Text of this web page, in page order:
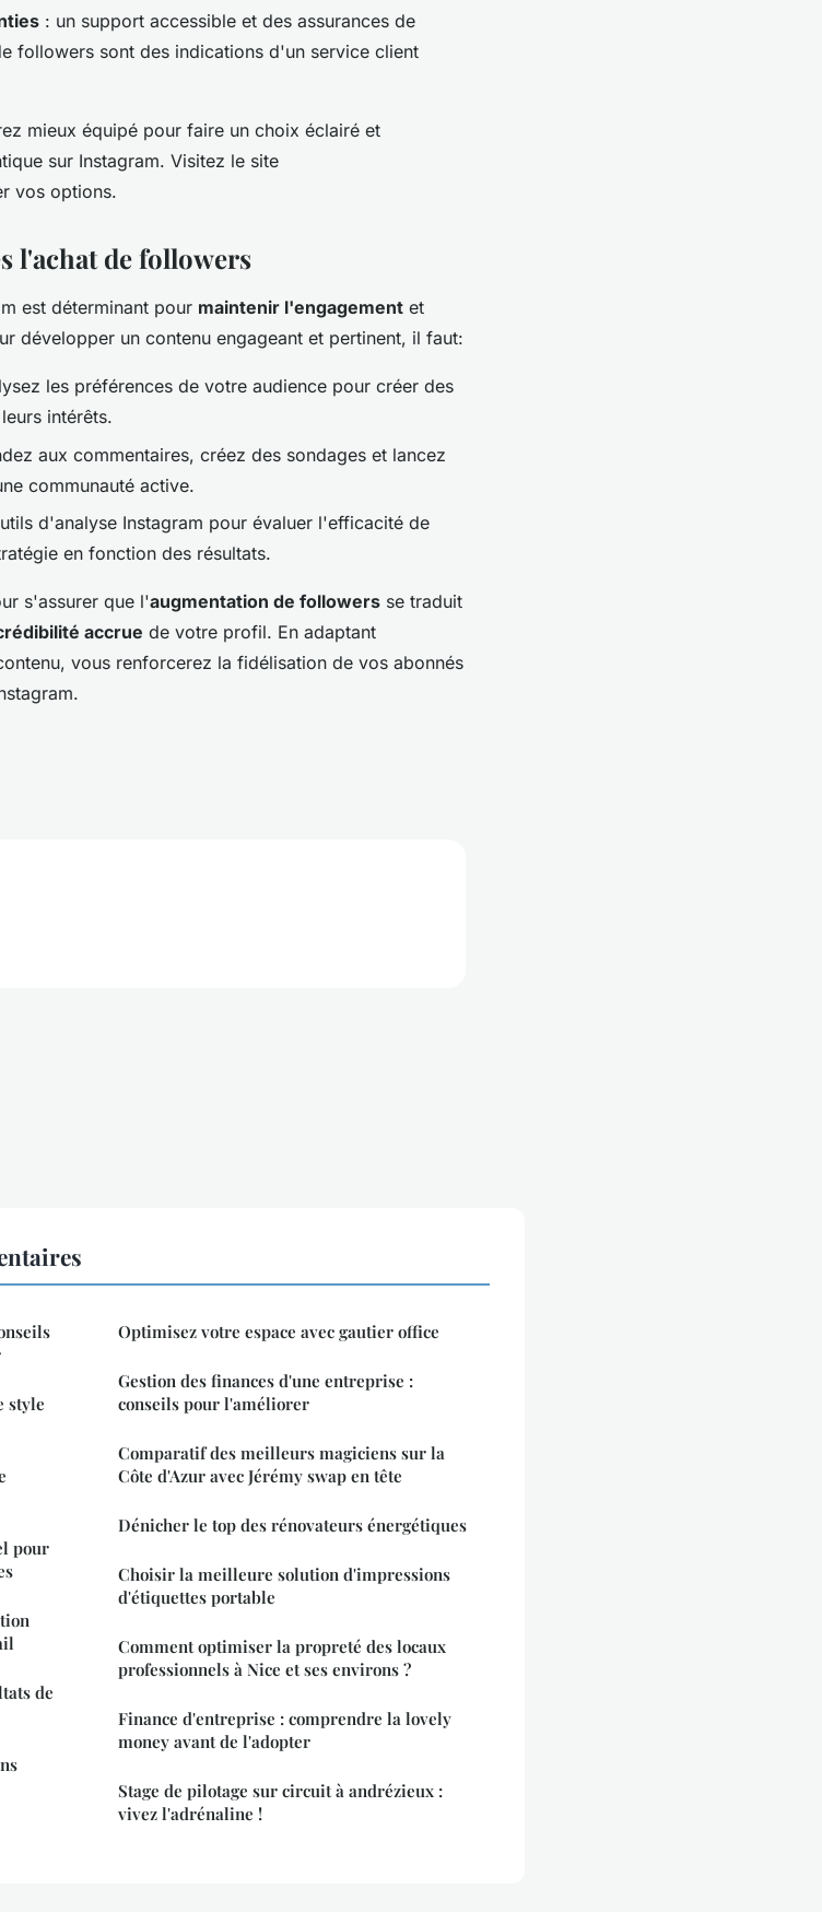
: un support accessible et des assurances de
followers sont des indications d'un service client
mieux équipé pour faire un choix éclairé et
sur Instagram. Visitez le site
vos options.
l'achat de followers
est déterminant pour maintenir l'engagement et
développer un contenu engageant et pertinent, il faut:
les préférences de votre audience pour créer des
intérêts.
aux commentaires, créez des sondages et lancez
communauté active.
d'analyse Instagram pour évaluer l'efficacité de
en fonction des résultats.
s'assurer que l'augmentation de followers se traduit
accrue de votre profil. En adaptant
vous renforcerez la fidélisation de vos abonnés
style
pour
de
Optimisez votre espace avec gautier office
Gestion des finances d'une entreprise :
conseils pour l'améliorer
Comparatif des meilleurs magiciens sur la
Côte d'Azur avec Jérémy swap en tête
Dénicher le top des rénovateurs énergétiques
Choisir la meilleure solution d'impressions
d'étiquettes portable
Comment optimiser la propreté des locaux
professionnels à Nice et ses environs ?
Finance d'entreprise : comprendre la lovely
money avant de l'adopter
Stage de pilotage sur circuit à andrézieux :
vivez l'adrénaline !